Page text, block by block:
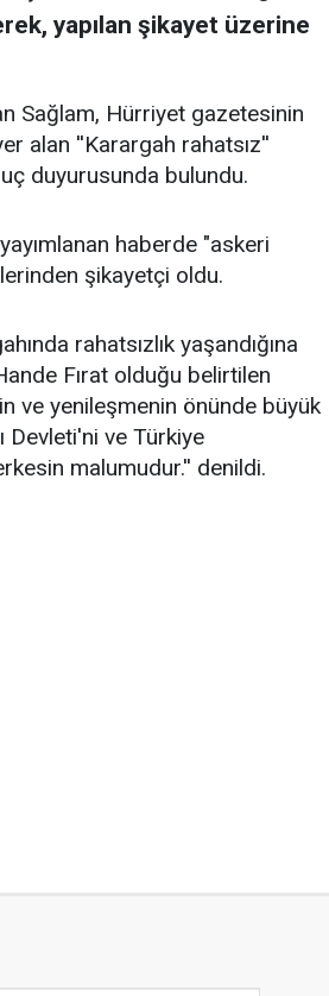
yapılan şikayet üzerine
Sağlam, Hürriyet gazetesinin
alan ''Karargah rahatsız''
duyurusunda bulundu.
haberde "askeri
şikayetçi oldu.
rahatsızlık yaşandığına
Fırat olduğu belirtilen
ve yenileşmenin önünde büyük
Devleti'ni ve Türkiye
malumudur.'' denildi.